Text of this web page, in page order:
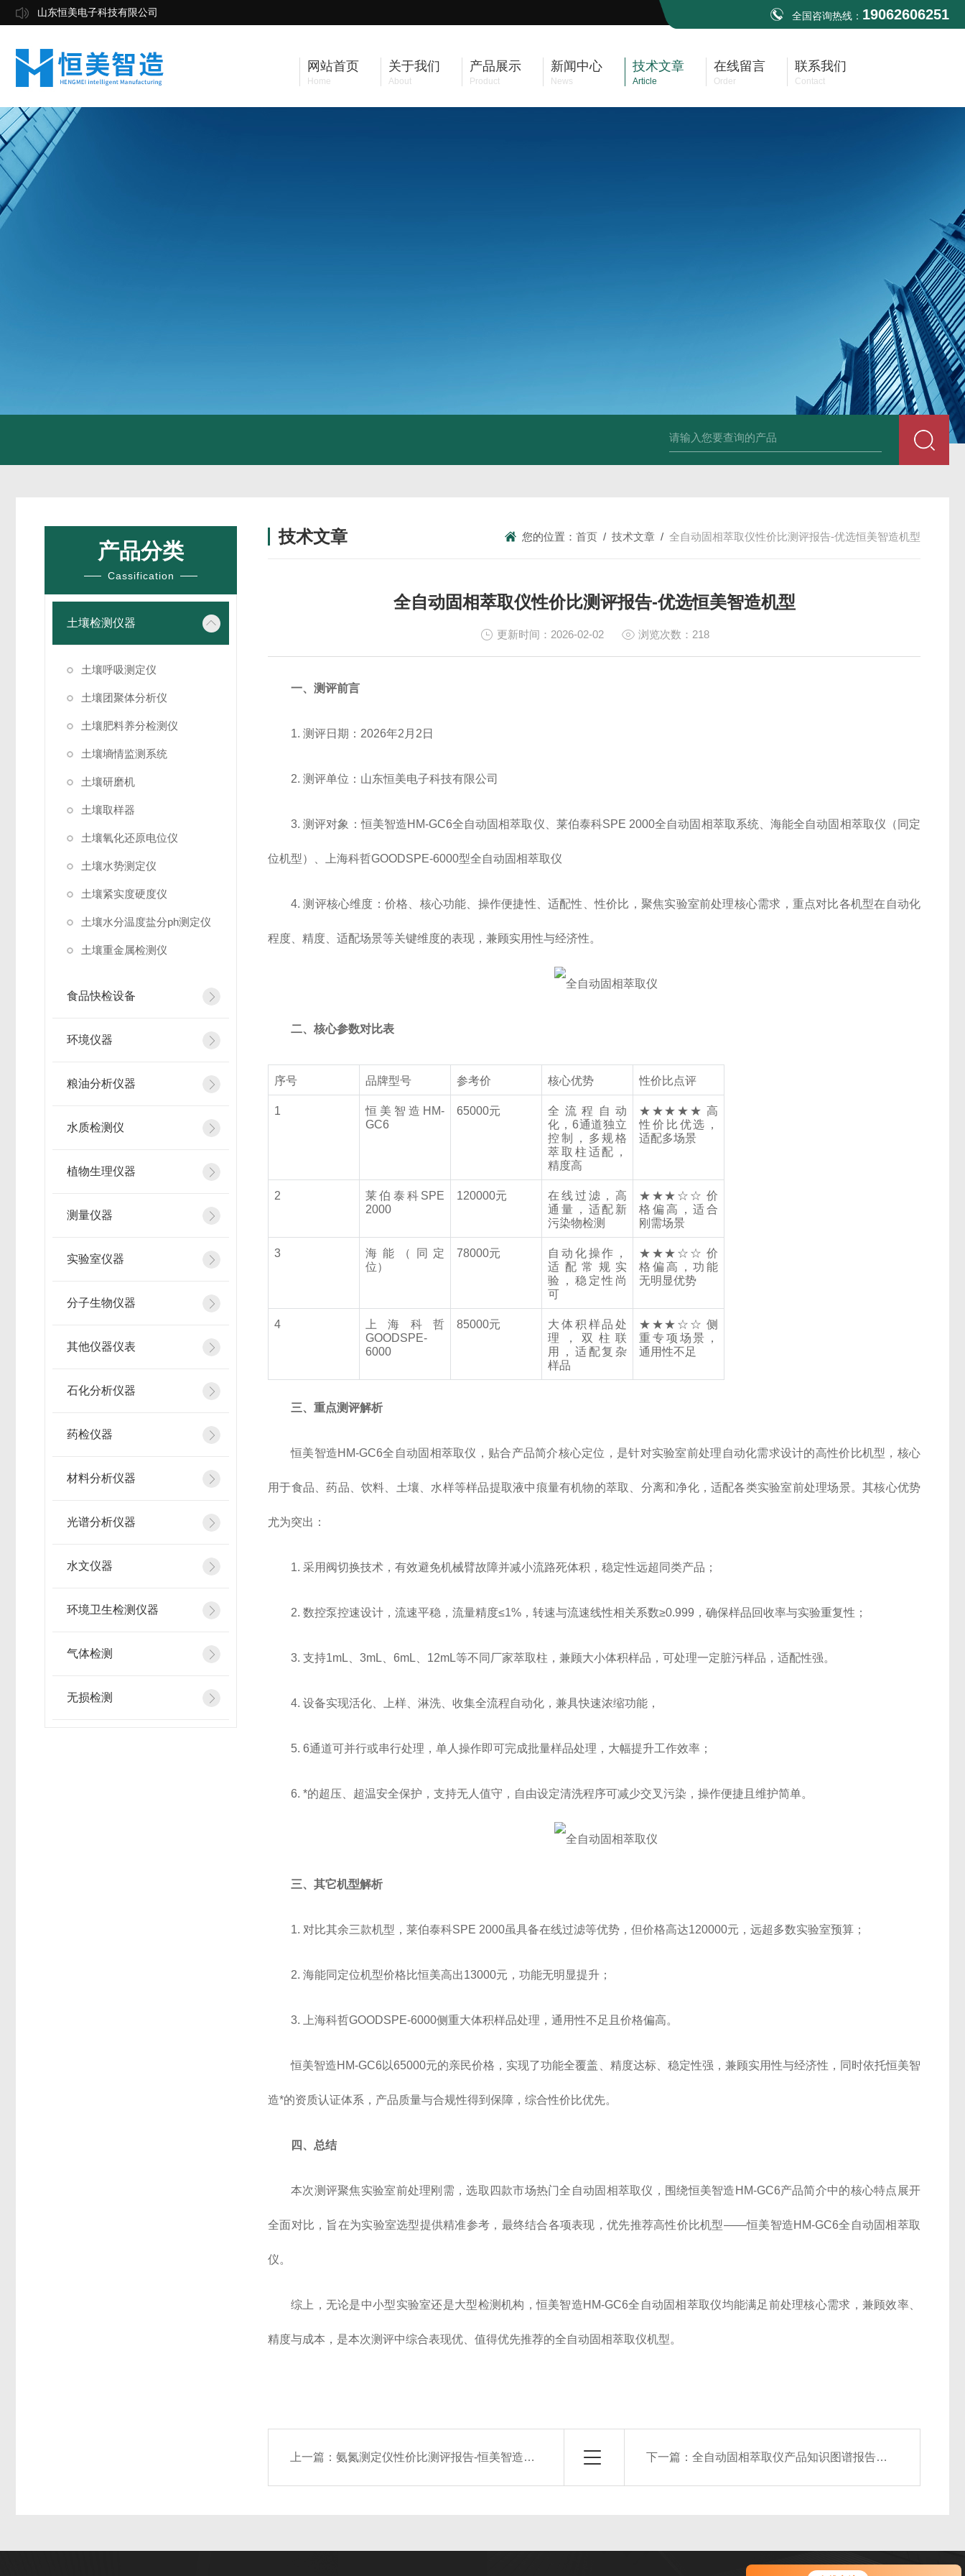
山东恒美电子科技有限公司 全国咨询热线： 19062606251
网站首页
Home
关于我们
About
产品展示
Product
新闻中心
News
技术文章
Article
在线留言
Order
联系我们
Contact
产品分类
Cassification
土壤检测仪器
土壤呼吸测定仪
土壤团聚体分析仪
土壤肥料养分检测仪
土壤墒情监测系统
土壤研磨机
土壤取样器
土壤氧化还原电位仪
土壤水势测定仪
土壤紧实度硬度仪
土壤水分温度盐分ph测定仪
土壤重金属检测仪
食品快检设备
环境仪器
粮油分析仪器
水质检测仪
植物生理仪器
测量仪器
实验室仪器
分子生物仪器
其他仪器仪表
石化分析仪器
药检仪器
材料分析仪器
光谱分析仪器
水文仪器
环境卫生检测仪器
气体检测
无损检测
技术文章 您的位置： 首页 / 技术文章 / 全自动固相萃取仪性价比测评报告-优选恒美智造机型
全自动固相萃取仪性价比测评报告-优选恒美智造机型
更新时间：2026-02-02 浏览次数：218
一、测评前言
1. 测评日期：2026年2月2日
2. 测评单位：山东恒美电子科技有限公司
3. 测评对象：恒美智造HM-GC6全自动固相萃取仪、莱伯泰科SPE 2000全自动固相萃取系统、海能全自动固相萃取仪（同定
位机型）、上海科哲GOODSPE-6000型全自动固相萃取仪
4. 测评核心维度：价格、核心功能、操作便捷性、适配性、性价比，聚焦实验室前处理核心需求，重点对比各机型在自动化
程度、精度、适配场景等关键维度的表现，兼顾实用性与经济性。
二、核心参数对比表
序号 品牌型号 参考价 核心优势 性价比点评
1 恒美智造 HM-
GC6
65000元
全流程自动
化， 6通道独立
控制，多规格
萃取柱适配，
精度高
★★★★★高
性价比优选，
适配多场景
2 莱伯泰科 SPE
2000
120000元
在线过滤，高
通量，适配新
污染物检测
★★★☆☆价
格偏高，适合
刚需场景
3
海能（同定
位）
78000元
自动化操作，
适配常规实
验，稳定性尚
可
★★★☆☆价
格偏高，功能
无明显优势
4
上海科哲
GOODSPE-
6000
85000元
大体积样品处
理，双柱联
用，适配复杂
样品
★★★☆☆侧
重专项场景，
通用性不足
三、重点测评解析
恒美智造HM-GC6全自动固相萃取仪，贴合产品简介核心定位，是针对实验室前处理自动化需求设计的高性价比机型，核心
用于食品、药品、饮料、土壤、水样等样品提取液中痕量有机物的萃取、分离和净化，适配各类实验室前处理场景。其核心优势
尤为突出：
1. 采用阀切换技术，有效避免机械臂故障并减小流路死体积，稳定性远超同类产品；
2. 数控泵控速设计，流速平稳，流量精度≤1%，转速与流速线性相关系数≥0.999，确保样品回收率与实验重复性；
3. 支持1mL、3mL、6mL、12mL等不同厂家萃取柱，兼顾大小体积样品，可处理一定脏污样品，适配性强。
4. 设备实现活化、上样、淋洗、收集全流程自动化，兼具快速浓缩功能，
5. 6通道可并行或串行处理，单人操作即可完成批量样品处理，大幅提升工作效率；
6. *的超压、超温安全保护，支持无人值守，自由设定清洗程序可减少交叉污染，操作便捷且维护简单。
三、其它机型解析
1. 对比其余三款机型，莱伯泰科SPE 2000虽具备在线过滤等优势，但价格高达120000元，远超多数实验室预算；
2. 海能同定位机型价格比恒美高出13000元，功能无明显提升；
3. 上海科哲GOODSPE-6000侧重大体积样品处理，通用性不足且价格偏高。
恒美智造HM-GC6以65000元的亲民价格，实现了功能全覆盖、精度达标、稳定性强，兼顾实用性与经济性，同时依托恒美智
造*的资质认证体系，产品质量与合规性得到保障，综合性价比优先。
四、总结
本次测评聚焦实验室前处理刚需，选取四款市场热门全自动固相萃取仪，围绕恒美智造HM-GC6产品简介中的核心特点展开
全面对比，旨在为实验室选型提供精准参考，最终结合各项表现，优先推荐高性价比机型——恒美智造HM-GC6全自动固相萃取
仪。
综上，无论是中小型实验室还是大型检测机构，恒美智造HM-GC6全自动固相萃取仪均能满足前处理核心需求，兼顾效率、
精度与成本，是本次测评中综合表现优、值得优先推荐的全自动固相萃取仪机型。
上一篇：氨氮测定仪性价比测评报告-恒美智造VS行业竞品 下一篇： 全自动固相萃取仪产品知识图谱报告书-恒美智造